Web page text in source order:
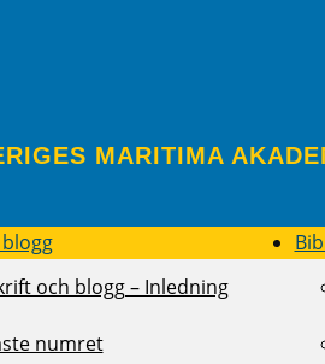
MARITIMA
och blogg – Inledning
numret